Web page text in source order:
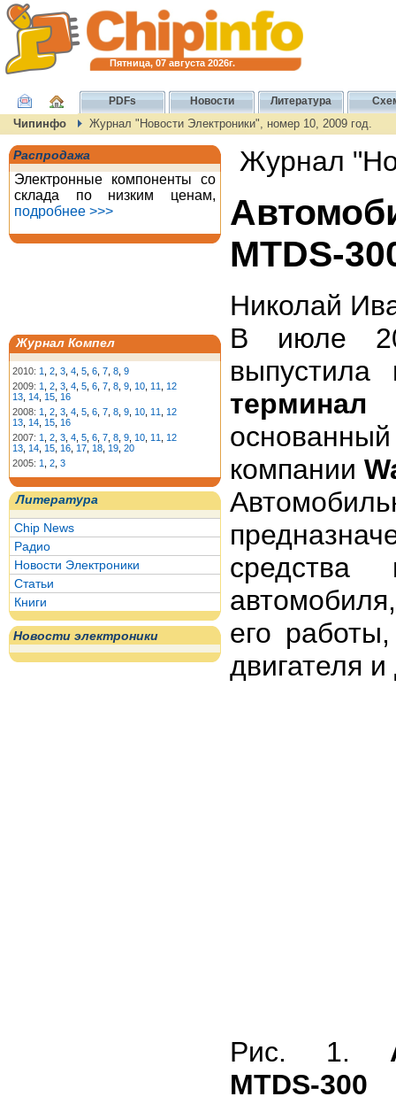
Пятница, 07 августа 2026г.
PDFs Новости Литература
Чипинфо Журнал "Новости Электроники", номер 10, 2009 год.
Распродажа
Электронные компоненты со
склада по низким ценам,
подробнее >>>
Журнал Компел
2010: 1 2 3 4 5 6 7 8 9
2009: 1 2 3 4 5 6 7 8 9 10 11
12
13 14 15 16
2008: 1 2 3 4 5 6 7 8 9 10 11
12
13 14 15 16
2007: 1 2 3 4 5 6 7 8 9 10 11
12
13 14 15 16 17 18 19 20
2005: 1 2 3
Литература
Chip News
Радио
Новости Электроники
Статьи
Книги
Новости электроники
Журнал
MTDS-
Николай
В июле
терминал
компании
средства
его
двигателя и
Рис. 1.
MTDS-300